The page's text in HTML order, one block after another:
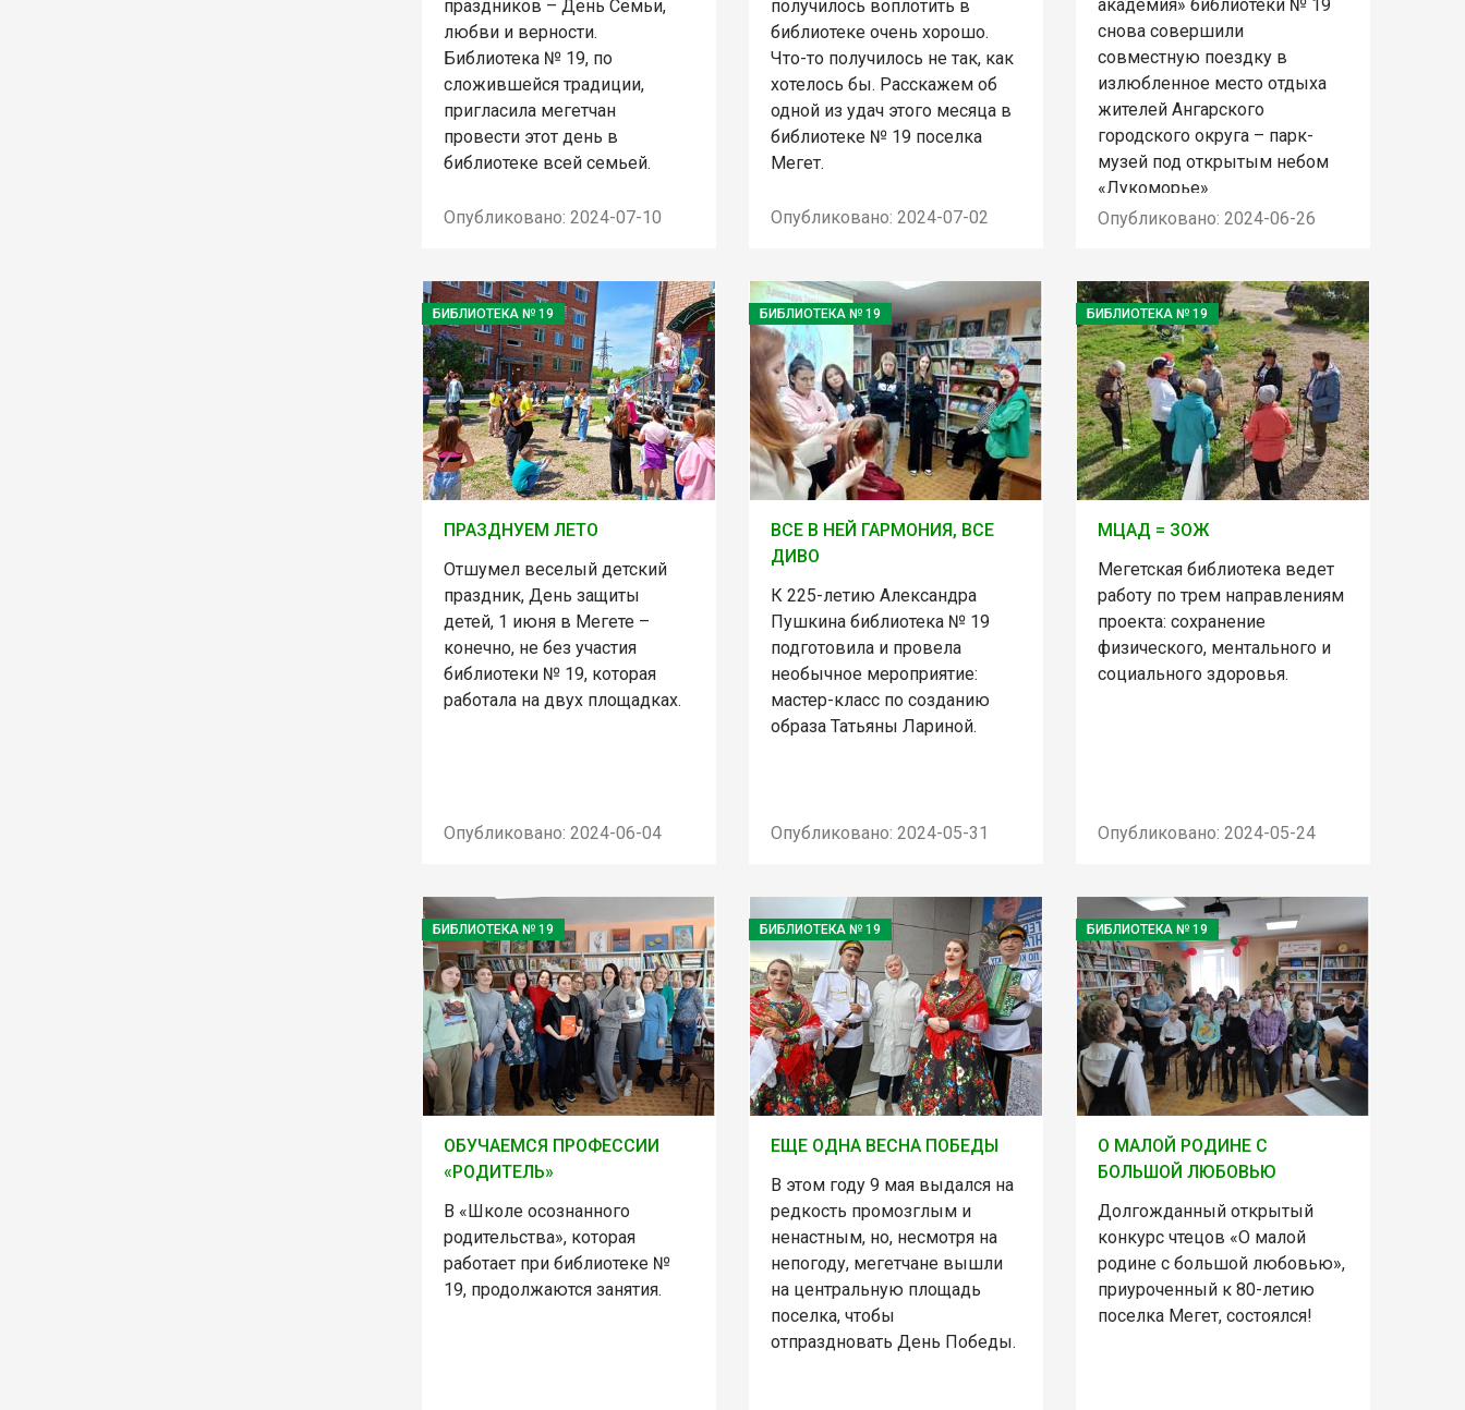
праздников – День Семьи,
любви и верности.
Библиотека № 19, по
сложившейся традиции,
пригласила мегетчан
провести этот день в
библиотеке всей семьей.
Опубликовано: 2024-07-10
получилось воплотить в
библиотеке очень хорошо.
Что-то получилось не так, как
хотелось бы. Расскажем об
одной из удач этого месяца в
библиотеке № 19 поселка
Мегет.
Опубликовано: 2024-07-02
академия» библиотеки № 19
снова совершили
совместную поездку в
излюбленное место отдыха
жителей Ангарского
городского округа – парк-
музей под открытым небом
«Лукоморье».
Опубликовано: 2024-06-26
БИБЛИОТЕКА № 19
ПРАЗДНУЕМ ЛЕТО
Отшумел веселый детский
праздник, День защиты
детей, 1 июня в Мегете –
конечно, не без участия
библиотеки № 19, которая
работала на двух площадках.
Опубликовано: 2024-06-04
БИБЛИОТЕКА № 19
ВСЕ В НЕЙ ГАРМОНИЯ, ВСЕ
ДИВО
К 225-летию Александра
Пушкина библиотека № 19
подготовила и провела
необычное мероприятие:
мастер-класс по созданию
образа Татьяны Лариной.
Опубликовано: 2024-05-31
БИБЛИОТЕКА № 19
МЦАД = ЗОЖ
Мегетская библиотека ведет
работу по трем направлениям
проекта: сохранение
физического, ментального и
социального здоровья.
Опубликовано: 2024-05-24
БИБЛИОТЕКА № 19
ОБУЧАЕМСЯ ПРОФЕССИИ
«РОДИТЕЛЬ»
В «Школе осознанного
родительства», которая
работает при библиотеке №
19, продолжаются занятия.
БИБЛИОТЕКА № 19
ЕЩЕ ОДНА ВЕСНА ПОБЕДЫ
В этом году 9 мая выдался на
редкость промозглым и
ненастным, но, несмотря на
непогоду, мегетчане вышли
на центральную площадь
поселка, чтобы
отпраздновать День Победы.
БИБЛИОТЕКА № 19
О МАЛОЙ РОДИНЕ С
БОЛЬШОЙ ЛЮБОВЬЮ
Долгожданный открытый
конкурс чтецов «О малой
родине с большой любовью»,
приуроченный к 80-летию
поселка Мегет, состоялся!